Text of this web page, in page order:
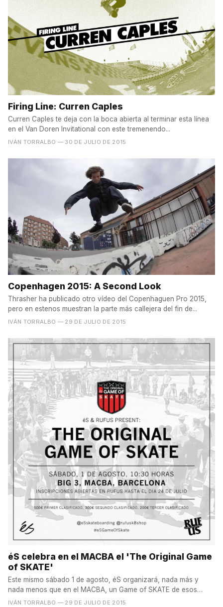
Firing Line: Curren Caples
Curren Caples te deja con la boca abierta al terminar esta línea
en el Van Doren Invitational con este tremenendo...
IVÁN TORRALBO — 30 DE JULIO DE 2015
Copenhagen 2015: A Second Look
Thrasher ha publicado otro vídeo del Copenhaguen Pro 2015,
pero en estenos muestran la parte más callejera del fin de...
IVÁN TORRALBO — 29 DE JULIO DE 2015
éS celebra en el MACBA el 'The Original Game
of SKATE'
Este mismo sábado 1 de agosto, éS organizará, nada más y
nada menos que en el MACBA, un Game of SKATE de esos
que...
IVÁN TORRALBO — 29 DE JULIO DE 2015